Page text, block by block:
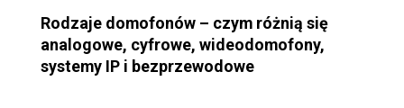
Rodzaje domofonów – czym różnią się
analogowe, cyfrowe, wideodomofony,
systemy IP i bezprzewodowe